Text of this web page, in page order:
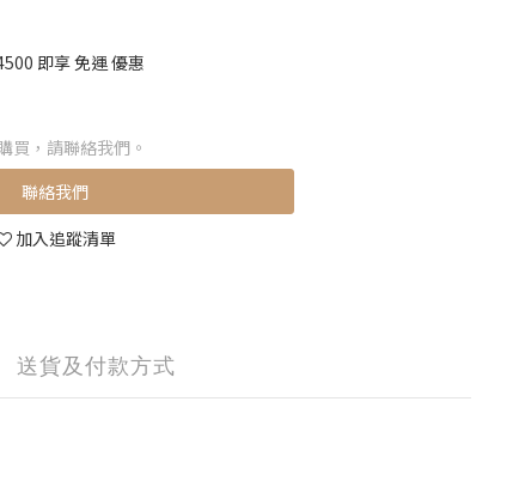
即享 免運 優惠
買，請聯絡我們。
聯絡我們
加入追蹤清單
送貨及付款方式